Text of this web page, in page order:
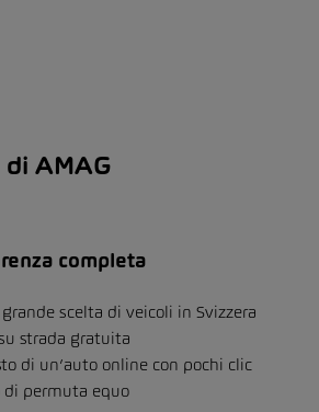
AMAG
completa
scelta di veicoli in Svizzera
strada gratuita
di un’auto online con pochi clic
di permuta equo